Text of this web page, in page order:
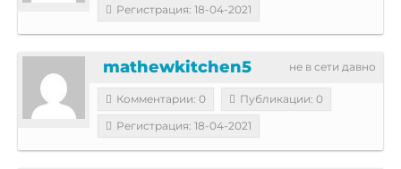
Регистрация: 18-04-2021
не в сети давно
mathewkitchen5
Комментарии: 0
Публикации: 0
Регистрация: 18-04-2021